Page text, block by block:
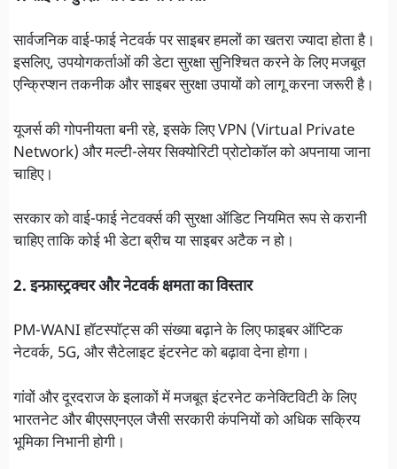
सार्वजनिक वाई-फाई नेटवर्क पर साइबर हमलों का खतरा ज्यादा होता है।
इसलिए, उपयोगकर्ताओं की डेटा सुरक्षा सुनिश्चित करने के लिए मजबूत
एन्क्रिप्शन तकनीक और साइबर सुरक्षा उपायों को लागू करना जरूरी है।
यूजर्स की गोपनीयता बनी रहे, इसके लिए VPN (Virtual Private
Network) और मल्टी-लेयर सिक्योरिटी प्रोटोकॉल को अपनाया जाना
चाहिए।
सरकार को वाई-फाई नेटवर्क्स की सुरक्षा ऑडिट नियमित रूप से करानी
चाहिए ताकि कोई भी डेटा ब्रीच या साइबर अटैक न हो।
2. इन्फ्रास्ट्रक्चर और नेटवर्क क्षमता का विस्तार
PM-WANI हॉटस्पॉट्स की संख्या बढ़ाने के लिए फाइबर ऑप्टिक
नेटवर्क, 5G, और सैटेलाइट इंटरनेट को बढ़ावा देना होगा।
गांवों और दूरदराज के इलाकों में मजबूत इंटरनेट कनेक्टिविटी के लिए
भारतनेट और बीएसएनएल जैसी सरकारी कंपनियों को अधिक सक्रिय
भूमिका निभानी होगी।